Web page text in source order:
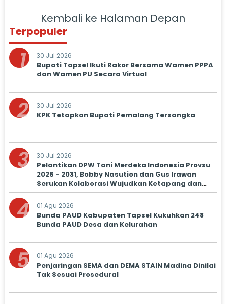
Kembali ke Halaman Depan
Terpopuler
1 30 Jul 2026
Bupati Tapsel Ikuti Rakor Bersama Wamen PPPA
dan Wamen PU Secara Virtual
2 30 Jul 2026
KPK Tetapkan Bupati Pemalang Tersangka
3 30 Jul 2026
Pelantikan DPW Tani Merdeka Indonesia Provsu
2026 - 2031, Bobby Nasution dan Gus Irawan
Serukan Kolaborasi Wujudkan Ketapang dan
Kesejahteraan Petani
4 01 Agu 2026
Bunda PAUD Kabupaten Tapsel Kukuhkan 248
Bunda PAUD Desa dan Kelurahan
5 01 Agu 2026
Penjaringan SEMA dan DEMA STAIN Madina Dinilai
Tak Sesuai Prosedural